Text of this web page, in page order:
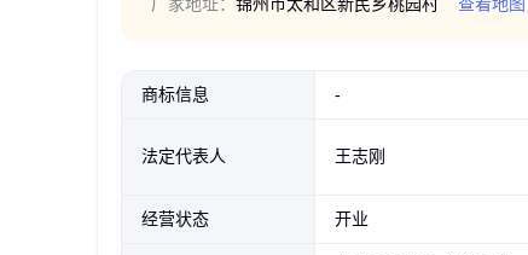
商标信息 -
法定代表人 王志刚
经营状态 开业